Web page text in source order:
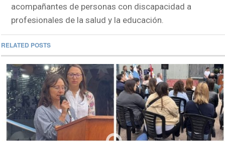
acompañantes de personas con discapacidad a
profesionales de la salud y la educación.
RELATED POSTS